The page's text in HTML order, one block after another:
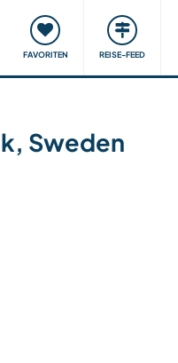
FAVORITEN REISE-FEED
& Lernen Unsere
Sweden